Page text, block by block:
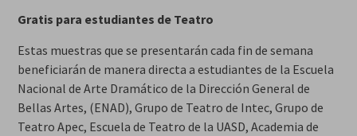
Gratis para estudiantes de Teatro
Estas muestras que se presentarán cada fin de semana
beneficiarán de manera directa a estudiantes de la Escuela
Nacional de Arte Dramático de la Dirección General de
Bellas Artes, (ENAD), Grupo de Teatro de Intec, Grupo de
Teatro Apec, Escuela de Teatro de la UASD, Academia de